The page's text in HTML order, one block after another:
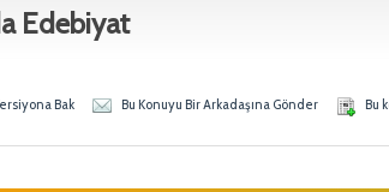
Edebiyat
Bak Bu Konuyu Bir Arkadaşına Gönder Bu